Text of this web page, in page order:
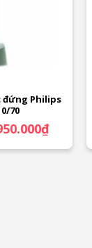
đứng Philips
70
₫Giá
tại